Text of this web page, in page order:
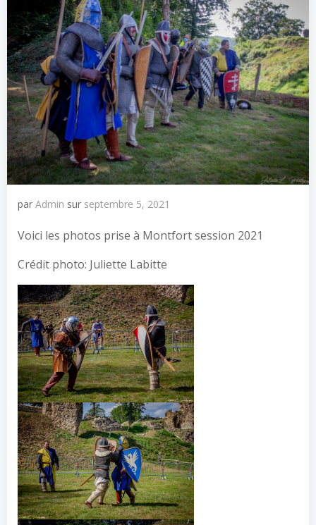
par Admin sur septembre 5, 2021
Voici les photos prise à Montfort session 2021
Crédit photo: Juliette Labitte